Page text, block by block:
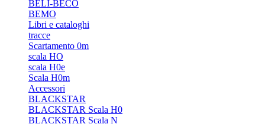
BELI-BECO
BEMO
Libri e cataloghi
tracce
Scartamento 0m
scala HO
scala H0e
Scala H0m
Accessori
BLACKSTAR
BLACKSTAR Scala H0
BLACKSTAR Scala N